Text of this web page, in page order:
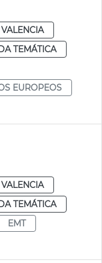
VALENCIA
TEMÁTICA
EUROPEOS
VALENCIA
TEMÁTICA
EMT